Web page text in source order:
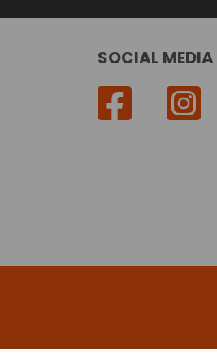
SOCIAL MEDIA